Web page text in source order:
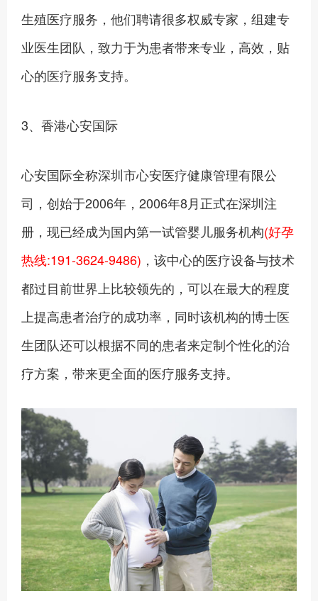
生殖医疗服务，他们聘请很多权威专家，组建专
业医生团队，致力于为患者带来专业，高效，贴
心的医疗服务支持。
3、香港心安国际
心安国际全称深圳市心安医疗健康管理有限公
司，创始于2006年，2006年8月正式在深圳注
册，现已经成为国内第一试管婴儿服务机构(好孕
热线:191-3624-9486) ，该中心的医疗设备与技术
都过目前世界上比较领先的，可以在最大的程度
上提高患者治疗的成功率，同时该机构的博士医
生团队还可以根据不同的患者来定制个性化的治
疗方案，带来更全面的医疗服务支持。